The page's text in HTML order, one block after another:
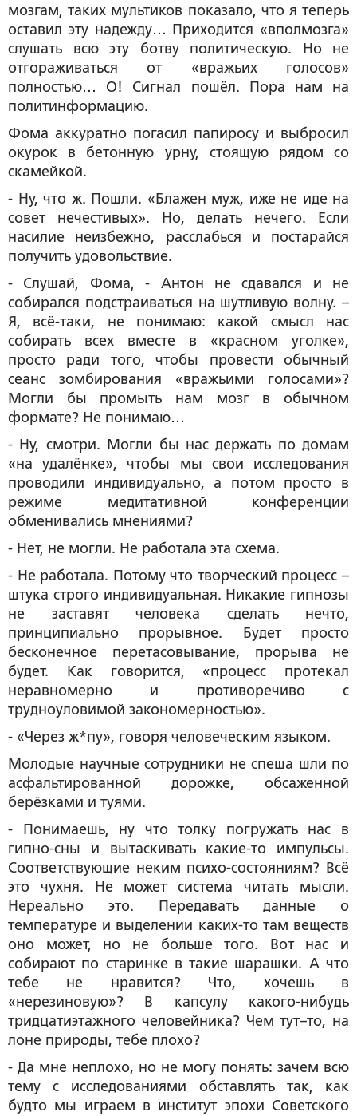
мозгам, таких мультиков показало, что я теперь
оставил эту надежду… Приходится «вполмозга»
слушать всю эту ботву политическую. Но не
отгораживаться от «вражьих голосов»
полностью… О! Сигнал пошёл. Пора нам на
политинформацию.
Фома аккуратно погасил папиросу и выбросил
окурок в бетонную урну, стоящую рядом со
скамейкой.
- Ну, что ж. Пошли. «Блажен муж, иже не иде на
совет нечестивых». Но, делать нечего. Если
насилие неизбежно, расслабься и постарайся
получить удовольствие.
- Слушай, Фома, - Антон не сдавался и не
собирался подстраиваться на шутливую волну. –
Я, всё-таки, не понимаю: какой смысл нас
собирать всех вместе в «красном уголке»,
просто ради того, чтобы провести обычный
сеанс зомбирования «вражьими голосами»?
Могли бы промыть нам мозг в обычном
формате? Не понимаю…
- Ну, смотри. Могли бы нас держать по домам
«на удалёнке», чтобы мы свои исследования
проводили индивидуально, а потом просто в
режиме медитативной конференции
обменивались мнениями?
- Нет, не могли. Не работала эта схема.
- Не работала. Потому что творческий процесс –
штука строго индивидуальная. Никакие гипнозы
не заставят человека сделать нечто,
принципиально прорывное. Будет просто
бесконечное перетасовывание, прорыва не
будет. Как говорится, «процесс протекал
неравномерно и противоречиво с
трудноуловимой закономерностью».
- «Через ж*пу», говоря человеческим языком.
Молодые научные сотрудники не спеша шли по
асфальтированной дорожке, обсаженной
берёзками и туями.
- Понимаешь, ну что толку погружать нас в
гипно-сны и вытаскивать какие-то импульсы.
Соответствующие неким психо-состояниям? Всё
это чухня. Не может система читать мысли.
Нереально это. Передавать данные о
температуре и выделении каких-то там веществ
оно может, но не больше того. Вот нас и
собирают по старинке в такие шарашки. А что
тебе не нравится? Что, хочешь в
«нерезиновую»? В капсулу какого-нибудь
тридцатиэтажного человейника? Чем тут–то, на
лоне природы, тебе плохо?
- Да мне неплохо, но не могу понять: зачем всю
тему с исследованиями обставлять так, как
будто мы играем в институт эпохи Советского